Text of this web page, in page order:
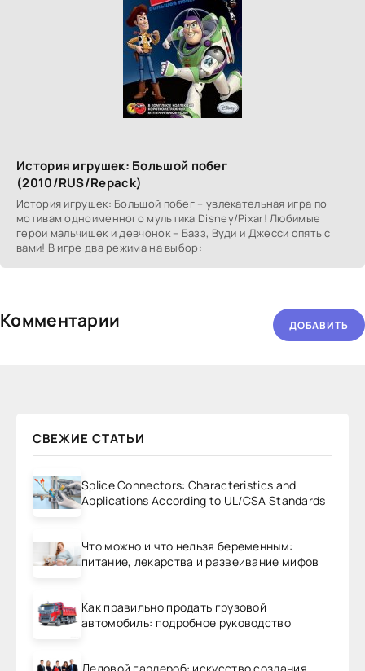
История игрушек: Большой побег
(2010/RUS/Repack)
История игрушек: Большой побег – увлекательная игра по
мотивам одноименного мультика Disney/Pixar! Любимые
герои мальчишек и девчонок – Базз, Вуди и Джесси опять с
вами! В игре два режима на выбор:
Комментарии ДОБАВИТЬ
СВЕЖИЕ СТАТЬИ
Splice Connectors: Characteristics and
Applications According to UL/CSA Standards
Что можно и что нельзя беременным:
питание, лекарства и развеивание мифов
Как правильно продать грузовой
автомобиль: подробное руководство